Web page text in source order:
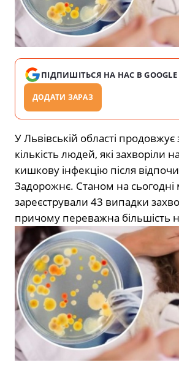
ПІДПИШІТЬСЯ НА НАС В GOOGLE
ДОДАТИ ЗАРАЗ
У Львівській області продовжує
кількість людей, які захворіли
кишкову інфекцію після
Задорожнє. Станом на
зареєстрували 43 випадки
причому переважна більшість